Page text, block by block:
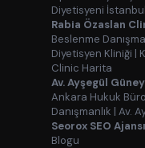
Diyetisyeni İstanbul
Rabia Özaslan
Beslenme
Diyetisyen Kliniği |
Clinic Harita
Av. Ayşegül
Ankara Hukuk
Danışmanlık | Av.
Seorox SEO
Blogu